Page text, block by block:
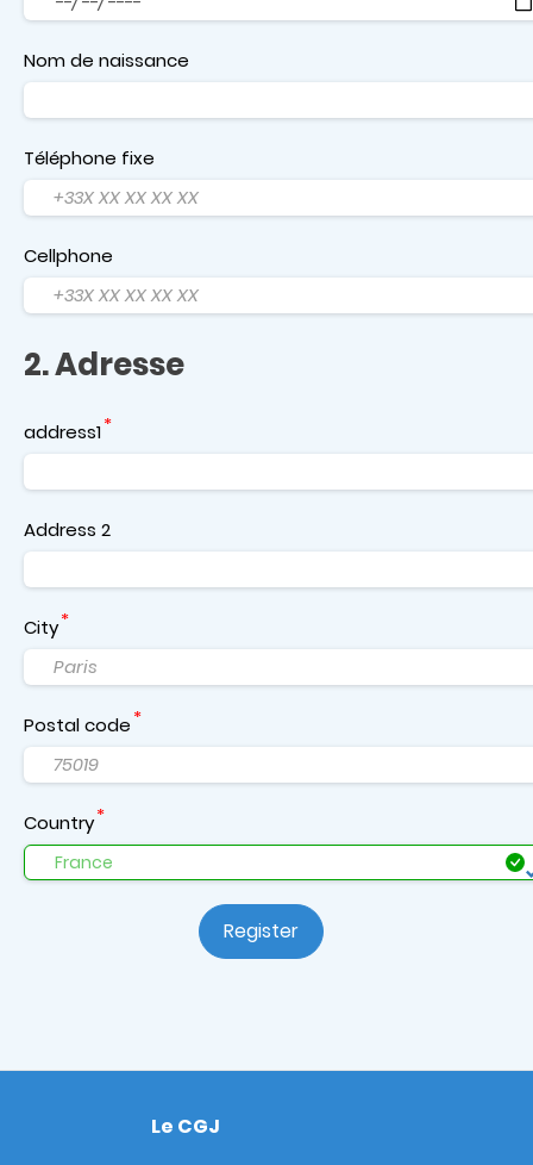
Nom de naissance
Téléphone fixe
Cellphone
2. Adresse
City
Postal code
address1
Address 2
Country
Register
Footer
Le CGJ